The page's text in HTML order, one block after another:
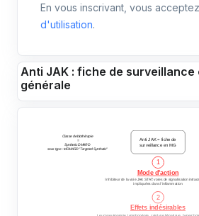
En vous inscrivant, vous
d'utilisation.
Anti JAK : fiche de surveillance
générale